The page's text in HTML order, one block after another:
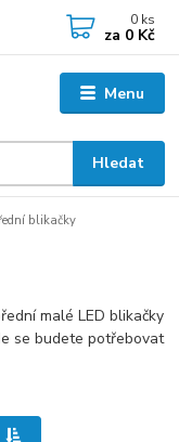
Menu
Hledat
0 ks
za 0 Kč
blikačky
malé LED blikačky
se budete potřebovat